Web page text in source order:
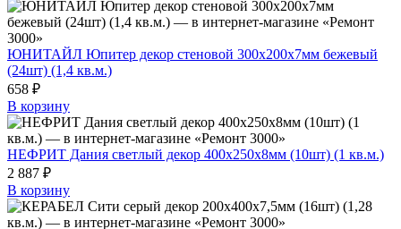
ЮНИТАЙЛ Юпитер декор стеновой 300х200х7мм бежевый
(24шт) (1,4 кв.м.)
658 ₽
В корзину
НЕФРИТ Дания светлый декор 400х250х8мм (10шт) (1 кв.м.)
2 887 ₽
В корзину